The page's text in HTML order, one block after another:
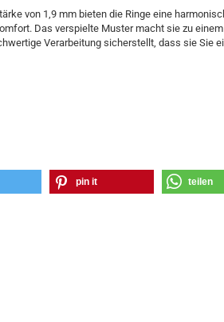
von 1,9 mm bieten die Ringe eine
Das verspielte Muster macht sie zu einem
Verarbeitung sicherstellt, dass sie Sie
pin it teilen